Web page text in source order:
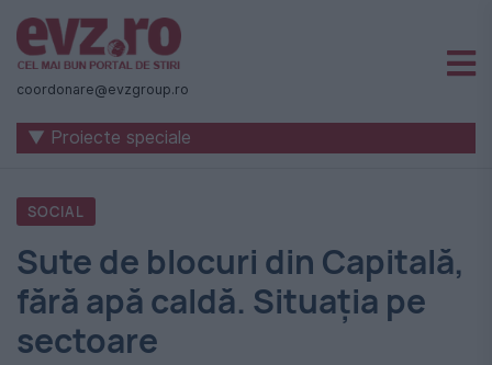
Știri
naționale
internaționale
România
-
Evenimentul
Zilei
coordonare@evzgroup.ro
▼ Proiecte speciale
SOCIAL
Sute de blocuri din Capitală,
fără apă caldă. Situația pe
sectoare